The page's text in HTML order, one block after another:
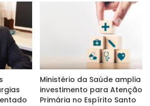
Ministério da Saúde amplia
investimento para Atenção
Primária no Espírito Santo